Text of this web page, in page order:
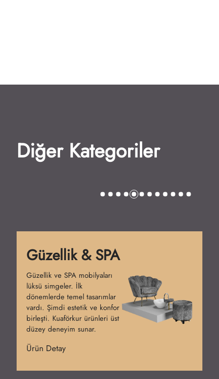
Diğer Kategoriler
Güzellik & SPA
Güzellik ve SPA mobilyaları
lüksü simgeler. İlk
dönemlerde temel tasarımlar
vardı. Şimdi estetik ve konfor
birleşti. Kuaförkur ürünleri üst
düzey deneyim sunar.
Ürün Detay